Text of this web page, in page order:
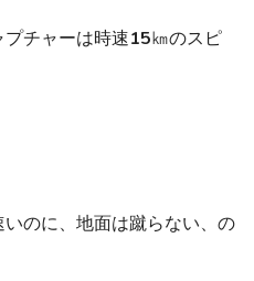
チャーは時速15㎞のスピ
のに、地面は蹴らない、の